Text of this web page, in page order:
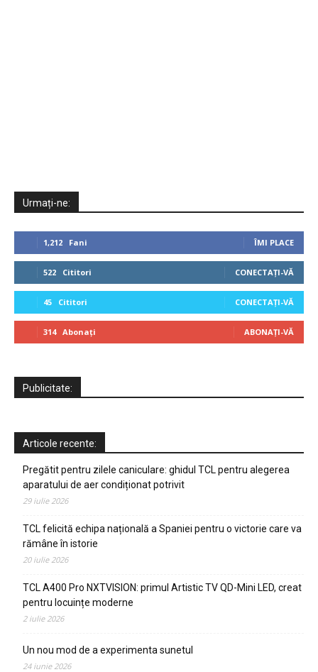
Urmați-ne:
1,212 Fani ÎMI PLACE
522 Cititori CONECTAȚI-VĂ
45 Cititori CONECTAȚI-VĂ
314 Abonați ABONAȚI-VĂ
Publicitate:
Articole recente:
Pregătit pentru zilele caniculare: ghidul TCL pentru alegerea
aparatului de aer condiționat potrivit
29 iulie 2026
TCL felicită echipa națională a Spaniei pentru o victorie care va
rămâne în istorie
20 iulie 2026
TCL A400 Pro NXTVISION: primul Artistic TV QD-Mini LED, creat
pentru locuințe moderne
2 iulie 2026
Un nou mod de a experimenta sunetul
24 iunie 2026